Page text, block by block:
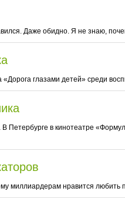
Даже обидно. Я не знаю,
«Дорога глазами детей» среди
Петербурге в кинотеатре
миллиардерам нравится любить